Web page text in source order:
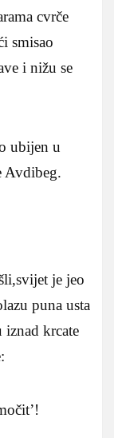
cvrče
smisao
i nižu se
ubijen u
Avdibeg.
je jeo
puna usta
krcate